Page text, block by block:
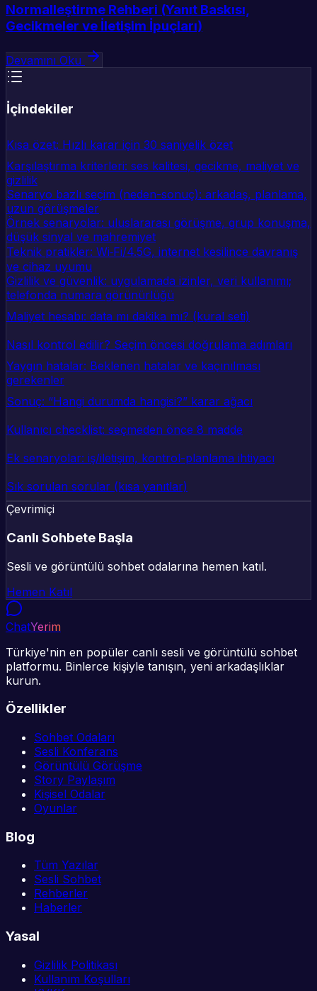
Normalleştirme Rehberi (Yanıt Baskısı,
Gecikmeler ve İletişim İpuçları)
Devamını Oku
İçindekiler
Kısa özet: Hızlı karar için 30 saniyelik özet
Karşılaştırma kriterleri: ses kalitesi, gecikme, maliyet ve
gizlilik
Senaryo bazlı seçim (neden-sonuç): arkadaş, planlama,
uzun görüşmeler
Örnek senaryolar: uluslararası görüşme, grup konuşma,
düşük sinyal ve mahremiyet
Teknik pratikler: Wi‑Fi/4.5G, internet kesilince davranış
ve cihaz uyumu
Gizlilik ve güvenlik: uygulamada izinler, veri kullanımı;
telefonda numara görünürlüğü
Maliyet hesabı: data mı dakika mı? (kural seti)
Nasıl kontrol edilir? Seçim öncesi doğrulama adımları
Yaygın hatalar: Beklenen hatalar ve kaçınılması
gerekenler
Sonuç: “Hangi durumda hangisi?” karar ağacı
Kullanıcı checklist: seçmeden önce 8 madde
Ek senaryolar: iş/iletişim, kontrol-planlama ihtiyacı
Sık sorulan sorular (kısa yanıtlar)
Çevrimiçi
Canlı Sohbete Başla
Sesli ve görüntülü sohbet odalarına hemen katıl.
Hemen Katıl
ChatYerim
Türkiye'nin en popüler canlı sesli ve görüntülü sohbet
platformu. Binlerce kişiyle tanışın, yeni arkadaşlıklar
kurun.
Özellikler
Sohbet Odaları
Sesli Konferans
Görüntülü Görüşme
Story Paylaşım
Kişisel Odalar
Oyunlar
Blog
Tüm Yazılar
Sesli Sohbet
Rehberler
Haberler
Yasal
Gizlilik Politikası
Kullanım Koşulları